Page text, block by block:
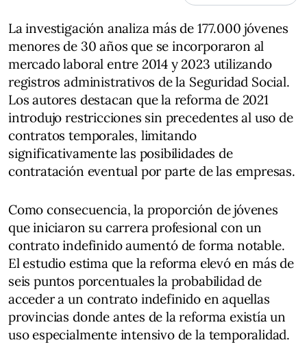
La investigación analiza más de 177.000 jóvenes
menores de 30 años que se incorporaron al
mercado laboral entre 2014 y 2023 utilizando
registros administrativos de la Seguridad Social.
Los autores destacan que la reforma de 2021
introdujo restricciones sin precedentes al uso de
contratos temporales, limitando
significativamente las posibilidades de
contratación eventual por parte de las empresas.
Como consecuencia, la proporción de jóvenes
que iniciaron su carrera profesional con un
contrato indefinido aumentó de forma notable.
El estudio estima que la reforma elevó en más de
seis puntos porcentuales la probabilidad de
acceder a un contrato indefinido en aquellas
provincias donde antes de la reforma existía un
uso especialmente intensivo de la temporalidad.